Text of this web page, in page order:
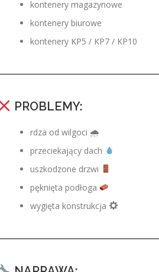
kontenery magazynowe
kontenery biurowe
kontenery KP5 / KP7 / KP10
PROBLEMY:
rdza od wilgoci 🌧
przeciekający dach
uszkodzone drzwi
pęknięta podłoga
wygięta konstrukcja